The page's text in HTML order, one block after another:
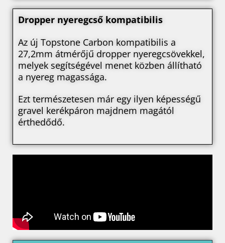
Dropper nyeregcső kompatibilis
Az új Topstone Carbon kompatibilis a
27,2mm átmérőjű dropper nyeregcsövekkel,
melyek segítségével menet közben állítható
a nyereg magassága.
Ezt természetesen már egy ilyen képességű
gravel kerékpáron majdnem magától
érthedődő.